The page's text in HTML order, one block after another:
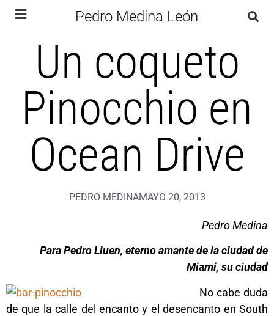
Pedro Medina León
Un coqueto
Pinocchio en
Ocean Drive
PEDRO MEDINAMAYO 20, 2013
Pedro Medina
Para Pedro Lluen, eterno amante de la ciudad de
Miami, su ciudad
No cabe duda
de que la calle del encanto y el desencanto en South